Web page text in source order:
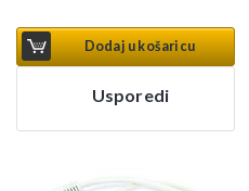
Dodaj u košaricu
Usporedi